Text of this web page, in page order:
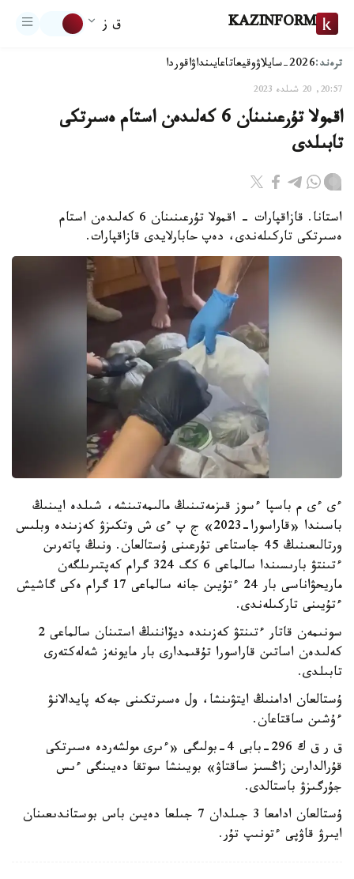
KAZINFORM ق ز
ترەند:2026-سايلاۋ وقيعاتاعايىنداۋاقوردا
20:57, 20 شىلدە 2023
اقمولا تۇرعىنىنان 6 كەلىدەن استام ەسىرتكى
تابىلدى
استانا. قازاقپارات - اقمولا تۇرعىنىنان 6 كەلىدەن استام
ەسىرتكى تاركىلەندى، دەپ حابارلايدى قازاقپارات.
ءى ءى م باسپا ءسوز قىزمەتىنىڭ مالىمەتىنشە، شىلدە ايىنىڭ
باسىندا «قاراسورا-2023» ج پ ءى ش وتكىزۋ كەزىندە وبلىس
ورتالىعىنىڭ 45 جاستاعى تۇرعىنى ۇستالعان. ونىڭ پاتەرىن
ءتىنتۋ بارىسىندا سالماعى 6 كگ 324 گرام كەپتىرىلگەن
ماريحۋاناسى بار 24 ءتۇيىن جانە سالماعى 17 گرام ەكى گاشيش
ءتۇيىنى تاركىلەندى.
سونىمەن قاتار ءتىنتۋ كەزىندە ديۆاننىڭ استىنان سالماعى 2
كەلىدەن اساتىن قاراسورا تۇقىمدارى بار مايونەز شەلەكتەرى
تابىلدى.
ۇستالعان ادامنىڭ ايتۋىنشا، ول ەسىرتكىنى جەكە پايدالانۋ
ءۇشىن ساقتاعان.
ق ر ق ك 296-بابى 4-بولىگى «ءىرى مولشەردە ەسىرتكى
قۇرالدارىن زاڭسىز ساقتاۋ» بويىنشا سوتقا دەيىنگى ءىس
جۇرگىزۋ باستالدى.
ۇستالعان ادامعا 3 جىلدان 7 جىلعا دەيىن باس بوستاندىعىنان
ايىرۋ قاۋپى ءتونىپ تۇر.